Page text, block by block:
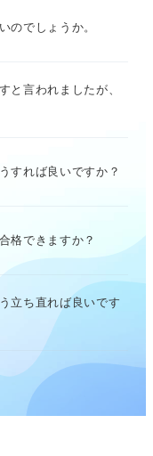
のでしょうか。
と言われましたが、
すれば良いですか？
格できますか？
立ち直れば良いです